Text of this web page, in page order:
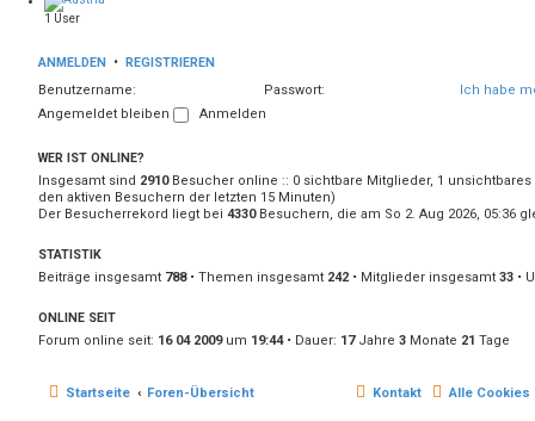
1 User
ANMELDEN • REGISTRIEREN
Benutzername:
Passwort:
Ich habe
Angemeldet bleiben
WER IST ONLINE?
Insgesamt sind 2910Besucher online :: 0 sichtbare Mitglieder, 1
den aktiven Besuchern der letzten 15 Minuten)
Der Besucherrekord liegt bei 4330Besuchern, die am So 2. Aug 2026, 05:36
STATISTIK
Beiträge insgesamt 788• Themen insgesamt 242 • Mitglieder insgesamt 33 •
ONLINE SEIT
Forum online seit: 16 04 2009 um 19:44• Dauer: 17Jahre 3 Monate 21 Tage
Startseite Foren-Übersicht Alle
Kontakt